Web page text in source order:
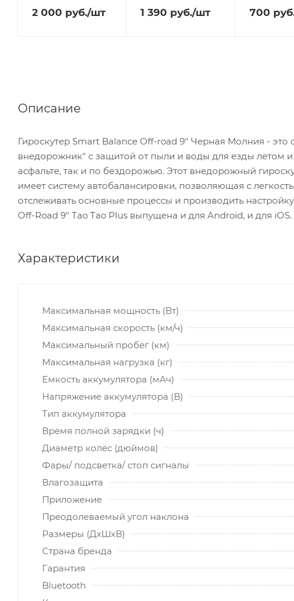
2 000 руб./шт 1 390 руб./шт 700
Описание
Гироскутер Smart Balance Off-road 9" Черная Молния -
внедорожник" с защитой от пыли и воды для езды летом
асфальте, так и по бездорожью. Этот внедорожный
имеет систему автобалансировки, позволяющая с
отслеживать основные процессы и производить
Off-Road 9" Tao Tao Plus выпущена и для Android, и для iOS.
Характеристики
Максимальная мощность (Вт)
Максимальная скорость (км/ч)
Максимальный пробег (км)
Максимальная нагрузка (кг)
Емкость аккумулятора (мАч)
Напряжение аккумулятора (В)
Тип аккумулятора
Время полной зарядки (ч)
Диаметр колёс (дюймов)
Фары/ подсветка/ стоп сигналы
Влагозащита
Приложение
Преодолеваемый угол наклона
Размеры (ДхШхВ)
Страна бренда
Гарантия
Bluetooth